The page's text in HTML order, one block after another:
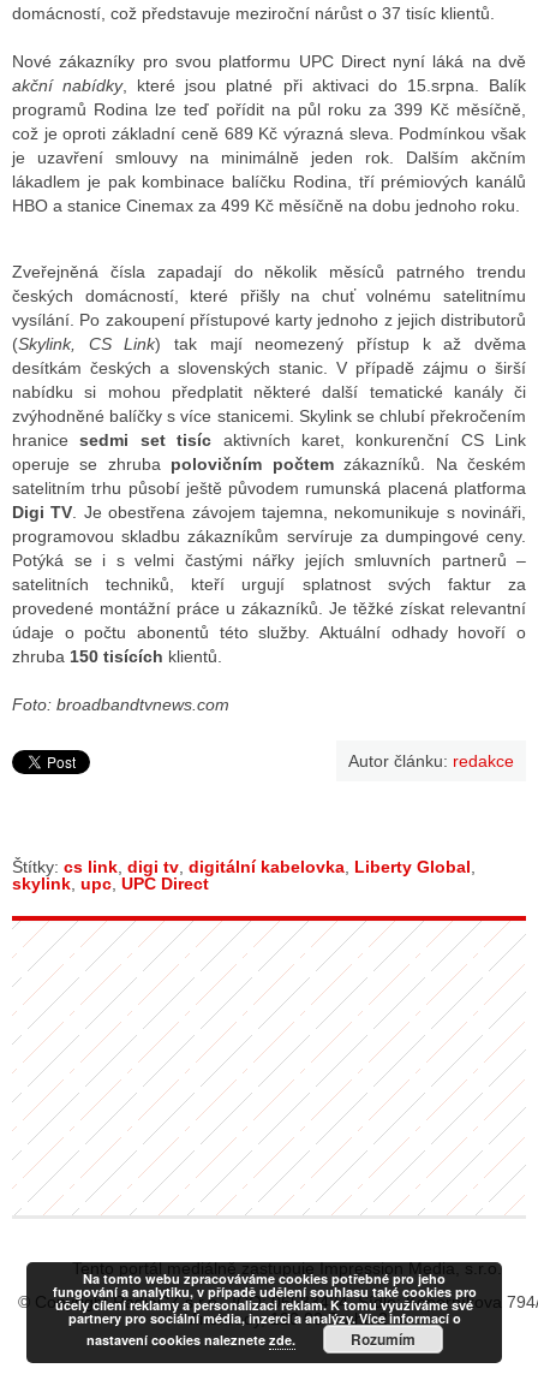
domácností, což představuje meziroční nárůst o 37 tisíc klientů.
Nové zákazníky pro svou platformu UPC Direct nyní láká na dvě
akční nabídky, které jsou platné při aktivaci do 15.srpna. Balík
programů Rodina lze teď pořídit na půl roku za 399 Kč měsíčně,
což je oproti základní ceně 689 Kč výrazná sleva. Podmínkou však
je uzavření smlouvy na minimálně jeden rok. Dalším akčním
lákadlem je pak kombinace balíčku Rodina, tří prémiových kanálů
HBO a stanice Cinemax za 499 Kč měsíčně na dobu jednoho roku.
Zveřejněná čísla zapadají do několik měsíců patrného trendu
českých domácností, které přišly na chuť volnému satelitnímu
vysílání. Po zakoupení přístupové karty jednoho z jejich distributorů
(Skylink, CS Link) tak mají neomezený přístup k až dvěma
desítkám českých a slovenských stanic. V případě zájmu o širší
nabídku si mohou předplatit některé další tematické kanály či
zvýhodněné balíčky s více stanicemi. Skylink se chlubí překročením
hranicesedmi set tisíc aktivních karet, konkurenční CS Link
operuje se zhruba polovičním počtemzákazníků. Na českém
satelitním trhu působí ještě původem rumunská placená platforma
Digi TV . Je obestřena závojem tajemna, nekomunikuje s novináři,
programovou skladbu zákazníkům servíruje za dumpingové ceny.
Potýká se i s velmi častými nářky jejích smluvních partnerů –
satelitních techniků, kteří urgují splatnost svých faktur za
provedené montážní práce u zákazníků. Je těžké získat relevantní
údaje o počtu abonentů této služby. Aktuální odhady hovoří o
zhruba 150 tisících klientů.
Foto: broadbandtvnews.com
Autor článku: redakce
Štítky: cs link digi tv digitální kabelovka Liberty Global
skylink upc UPC Direct
Tento portál mediálně zastupuje Impression Media, s.r.o.
© Copyright RadiaCZ s.r.o., IČO: 06533434, Sídlo: Koperníkova
Vinohrady, 120 00 Praha 2
Na tomto webu zpracováváme cookies potřebné pro jeho
fungování a analytiku, v případě udělení souhlasu také cookies pro
účely cílení reklamy a personalizaci reklam. K tomu využíváme své
partnery pro sociální média, inzerci a analýzy. Více informací o
nastavení cookies naleznete zde. Rozumím